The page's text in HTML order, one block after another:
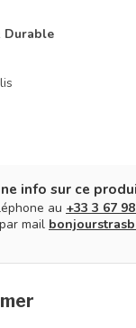
Durable
info sur ce
au +33 3 67
mail